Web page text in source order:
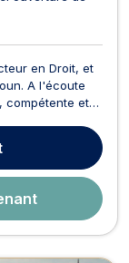
en Droit, et
A l'écoute
compétente et
France, en